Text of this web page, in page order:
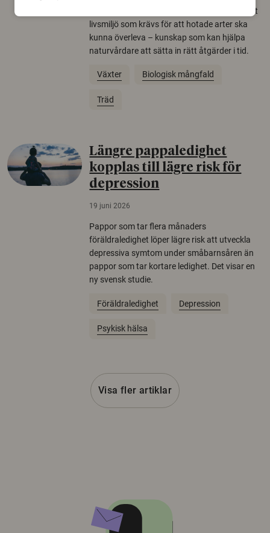
allt färre. Nu har forskare kartlagt hur mycket
livsmiljö som krävs för att hotade arter ska
kunna överleva – kunskap som kan hjälpa
naturvårdare att sätta in rätt åtgärder i tid.
Växter Biologisk mångfald
Träd
Längre pappaledighet
kopplas till lägre risk för
depression
19 juni 2026
Pappor som tar flera månaders
föräldraledighet löper lägre risk att utveckla
depressiva symtom under småbarnsåren än
pappor som tar kortare ledighet. Det visar en
ny svensk studie.
Föräldraledighet Depression
Psykisk hälsa
Visa fler artiklar